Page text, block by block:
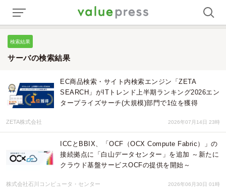
検索結果
サーバの検索結果
EC商品検索・サイト内検索エンジン「ZETA
SEARCH」がITトレンド上半期ランキング2026エン
タープライズサーチ(大規模)部門で1位を獲得
ZETA株式会社 2026年07月14日 23時
ICCとBBIX、「OCF（OCX Compute Fabric）」の
接続拠点に「白山データセンター」を追加 ～新たに
クラウド基盤サービスOCFの提供を開始～
株式会社石川コンピュータ・センター 2026年06月30日 01時